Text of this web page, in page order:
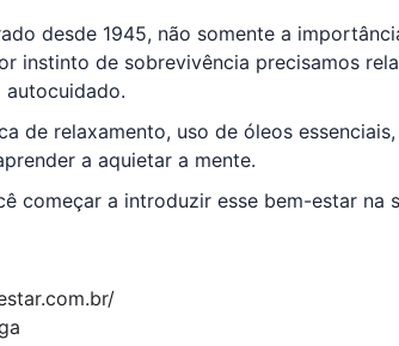
desde 1945, não somente a
instinto de sobrevivência precisamos
de relaxamento, uso de óleos
a aquietar a mente.
começar a introduzir esse bem-estar na